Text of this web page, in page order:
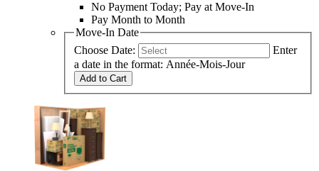
No Payment Today; Pay at Move-In
Pay Month to Month
Move-In Date
Choose Date:
Enter
a date in the format: Année-Mois-Jour
Add to Cart